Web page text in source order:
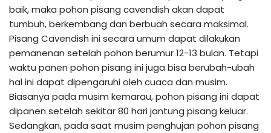
baik, maka pohon pisang cavendish akan dapat
tumbuh, berkembang dan berbuah secara maksimal.
Pisang Cavendish ini secara umum dapat dilakukan
pemanenan setelah pohon berumur 12-13 bulan. Tetapi
waktu panen pohon pisang ini juga bisa berubah-ubah
hal ini dapat dipengaruhi oleh cuaca dan musim.
Biasanya pada musim kemarau, pohon pisang ini dapat
dipanen setelah sekitar 80 hari jantung pisang keluar.
Sedangkan, pada saat musim penghujan pohon pisang